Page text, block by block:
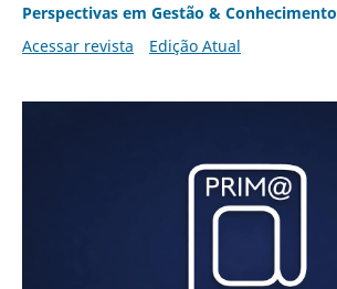
Perspectivas em Gestão & Conhecimento
Acessar revista
Edição Atual